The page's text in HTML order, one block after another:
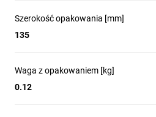
Szerokość opakowania [mm]
135
Waga z opakowaniem [kg]
0.12